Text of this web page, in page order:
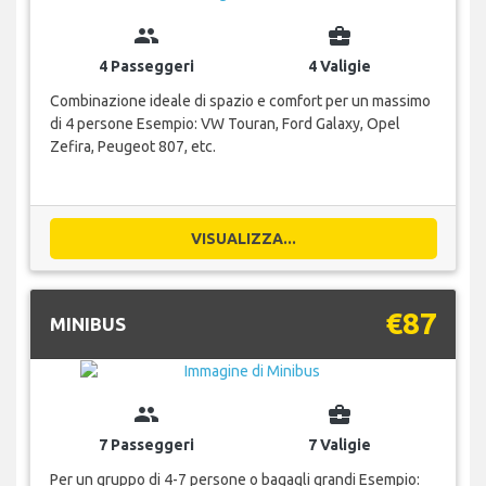
group
4 Passeggeri
business_center
4 Valigie
Combinazione ideale di spazio e comfort per un massimo
di 4 persone Esempio: VW Touran, Ford Galaxy, Opel
Zefira, Peugeot 807, etc.
VISUALIZZA...
MINIBUS €87
group
7 Passeggeri
business_center
7 Valigie
Per un gruppo di 4-7 persone o bagagli grandi Esempio: